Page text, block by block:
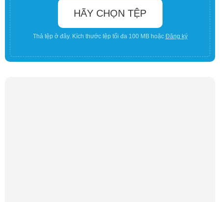
HÃY CHỌN TỆP
Thả tệp ở đây. Kích thước tệp tối đa 100 MB hoặc Đăng ký